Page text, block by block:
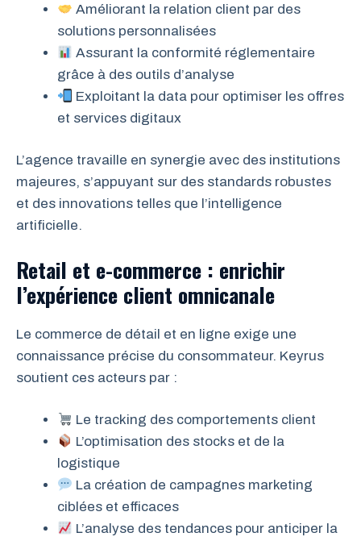
Améliorant la relation client par des
solutions personnalisées
Assurant la conformité réglementaire
grâce à des outils d’analyse
Exploitant la data pour optimiser les offres
et services digitaux
L’agence travaille en synergie avec des institutions
majeures, s’appuyant sur des standards robustes
et des innovations telles que l’intelligence
artificielle.
Retail et e-commerce : enrichir
l’expérience client omnicanale
Le commerce de détail et en ligne exige une
connaissance précise du consommateur. Keyrus
soutient ces acteurs par :
Le tracking des comportements client
L’optimisation des stocks et de la
logistique
La création de campagnes marketing
ciblées et efficaces
L’analyse des tendances pour anticiper la